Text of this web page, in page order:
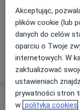
mają trudności w
się w kryzysie
indywidualną
par.
Bezsenność
Zaburzenia
Usługi i ceny
Akceptując,
plików cookie (lub
danych do celów
oparciu o Twoje
internetowych. W
zaktualizować
ustawieniach
prywatności stron
w polityka cookies